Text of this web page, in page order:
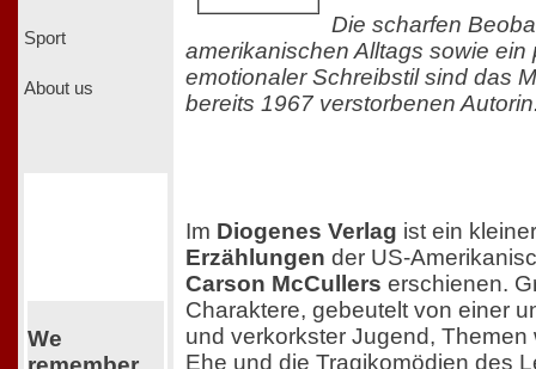
Sport
About us
We
Die scharfen
amerikanischen Alltags sowie ein
emotionaler Schreibstil sind das
bereits 1967 verstorbenen
Im Diogenes Verlag ist ein
Erzählungen der US-
Carson McCullers erschienen.
Charaktere, gebeutelt von einer
und verkorkster Jugend, Themen
Ehe und die Tragikomödien des